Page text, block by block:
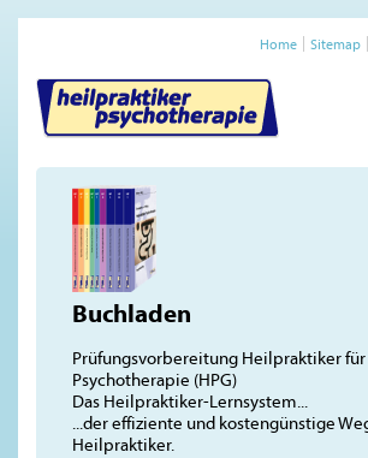
Home Sitemap
Buchladen
Prüfungsvorbereitung Heilpraktiker für
Psychotherapie (HPG)
Das Heilpraktiker-Lernsystem...
...der effiziente und kostengünstige
Heilpraktiker.